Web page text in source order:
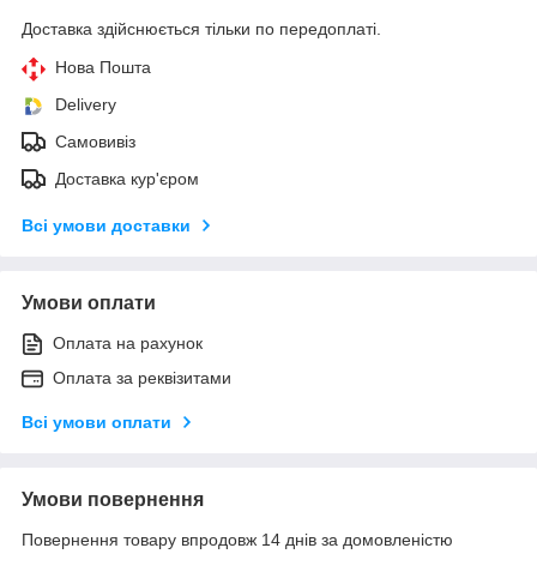
Доставка здійснюється тільки по передоплаті.
Нова Пошта
Delivery
Самовивіз
Доставка кур'єром
Всі умови доставки
Умови оплати
Оплата на рахунок
Оплата за реквізитами
Всі умови оплати
Умови повернення
Повернення товару впродовж 14 днів за домовленістю